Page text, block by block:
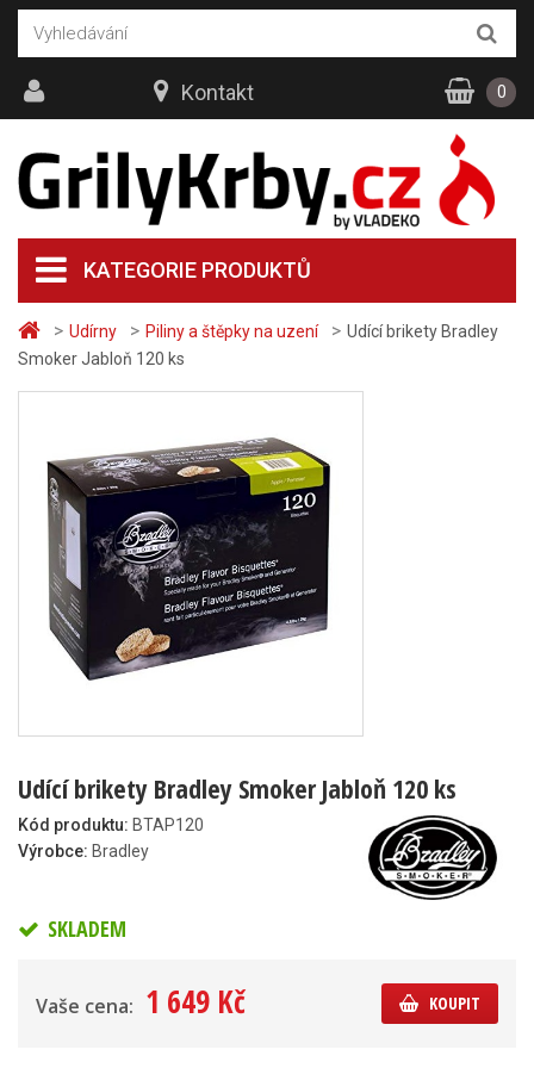
> Udírny > Piliny a štěpky na uzení > Udící brikety Bradley
Smoker Jabloň 120 ks
Udící brikety Bradley Smoker Jabloň 120 ks
Kód produktu: BTAP120
Výrobce: Bradley
SKLADEM
Vaše cena: 1 649 Kč KOUPIT
KATEGORIE PRODUKTŮ
Kontakt 0